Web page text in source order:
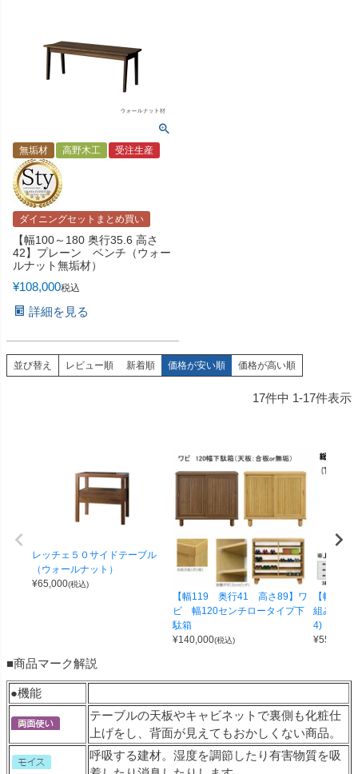
無垢材 高野木工 受注生産
ダイニングセットまとめ買い
【幅100～180 奥行35.6 高さ
42】プレーン ベンチ（ウォー
ルナット無垢材）
¥108,000税込
詳細を見る
並び替え レビュー順 新着順 価格が安い順 価格が高い順
17件中 1-17件表示
レッチェ５０サイドテーブル
（ウォールナット）
¥65,000(税込)
【幅119 奥行41 高さ89】ワ
ビ 幅120センチロータイプ下
駄箱
¥140,000(税込)
【幅100
組み合わ
4)
¥55,000
■商品マーク解説
●機能
テーブルの天板やキャビネットで裏側も化粧仕
上げをし、背面が見えてもおかしくない商品。
呼吸する建材。湿度を調節したり有害物質を吸